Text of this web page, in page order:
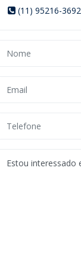
(11) 95216-3692